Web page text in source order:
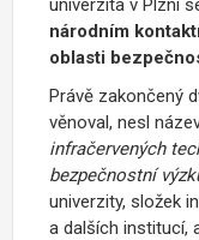
univerzita v Plzni
národním
oblasti
Právě zakončený
věnoval, nesl
infračervených
bezpečnostní
univerzity, složek
a dalších institucí,